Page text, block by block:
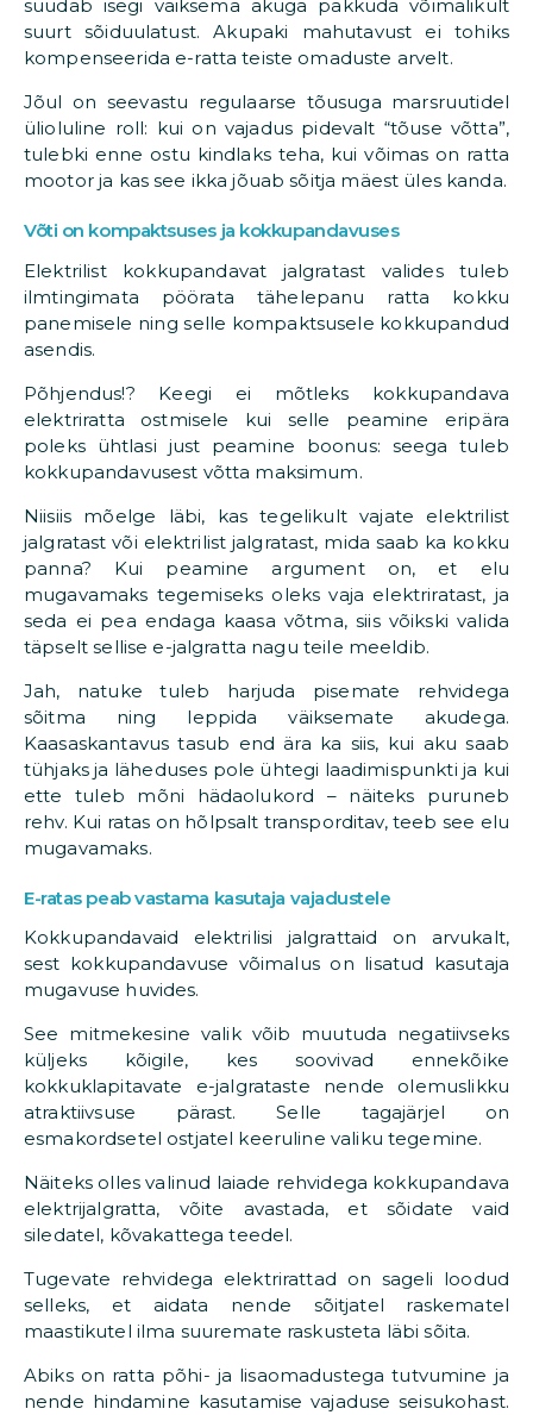
suudab isegi väiksema akuga pakkuda võimalikult
suurt sõiduulatust. Akupaki mahutavust ei tohiks
kompenseerida e-ratta teiste omaduste arvelt.
Jõul on seevastu regulaarse tõusuga marsruutidel
ülioluline roll: kui on vajadus pidevalt “tõuse võtta”,
tulebki enne ostu kindlaks teha, kui võimas on ratta
mootor ja kas see ikka jõuab sõitja mäest üles kanda.
Võti on kompaktsuses ja kokkupandavuses
Elektrilist kokkupandavat jalgratast valides tuleb
ilmtingimata pöörata tähelepanu ratta kokku
panemisele ning selle kompaktsusele kokkupandud
asendis.
Põhjendus!? Keegi ei mõtleks kokkupandava
elektriratta ostmisele kui selle peamine eripära
poleks ühtlasi just peamine boonus: seega tuleb
kokkupandavusest võtta maksimum.
Niisiis mõelge läbi, kas tegelikult vajate elektrilist
jalgratast või elektrilist jalgratast, mida saab ka kokku
panna? Kui peamine argument on, et elu
mugavamaks tegemiseks oleks vaja elektriratast, ja
seda ei pea endaga kaasa võtma, siis võikski valida
täpselt sellise e-jalgratta nagu teile meeldib.
Jah, natuke tuleb harjuda pisemate rehvidega
sõitma ning leppida väiksemate akudega.
Kaasaskantavus tasub end ära ka siis, kui aku saab
tühjaks ja läheduses pole ühtegi laadimispunkti ja kui
ette tuleb mõni hädaolukord – näiteks puruneb
rehv. Kui ratas on hõlpsalt transporditav, teeb see elu
mugavamaks.
E-ratas peab vastama kasutaja vajadustele
Kokkupandavaid elektrilisi jalgrattaid on arvukalt,
sest kokkupandavuse võimalus on lisatud kasutaja
mugavuse huvides.
See mitmekesine valik võib muutuda negatiivseks
küljeks kõigile, kes soovivad ennekõike
kokkuklapitavate e-jalgrataste nende olemuslikku
atraktiivsuse pärast. Selle tagajärjel on
esmakordsetel ostjatel keeruline valiku tegemine.
Näiteks olles valinud laiade rehvidega kokkupandava
elektrijalgratta, võite avastada, et sõidate vaid
siledatel, kõvakattega teedel.
Tugevate rehvidega elektrirattad on sageli loodud
selleks, et aidata nende sõitjatel raskematel
maastikutel ilma suuremate raskusteta läbi sõita.
Abiks on ratta põhi- ja lisaomadustega tutvumine ja
nende hindamine kasutamise vajaduse seisukohast.